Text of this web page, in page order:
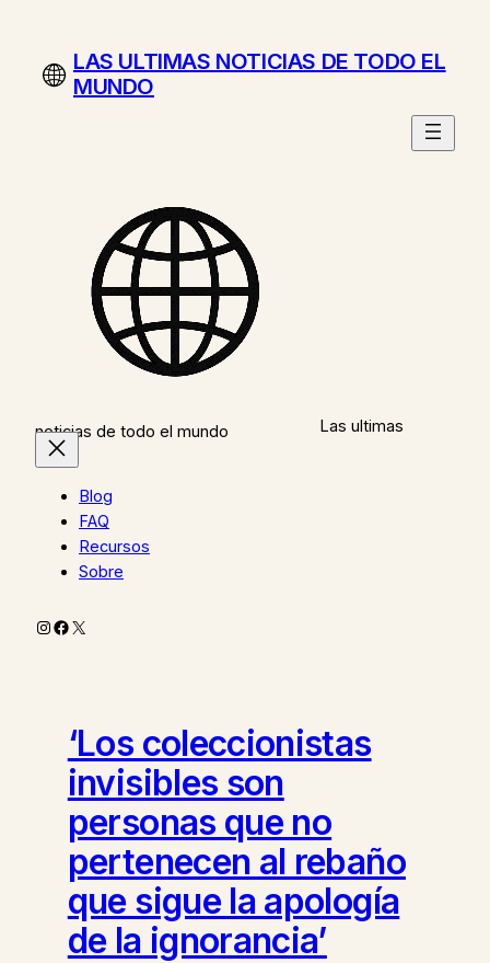
contenidoLAS ULTIMAS NOTICIAS DE TODO EL
MUNDO
Las ultimas
noticias de todo el mundo
Blog
FAQ
Recursos
Sobre
Instagram
Facebook
X
‘Los coleccionistas
invisibles son
personas que no
pertenecen al rebaño
que sigue la apología
de la ignorancia’